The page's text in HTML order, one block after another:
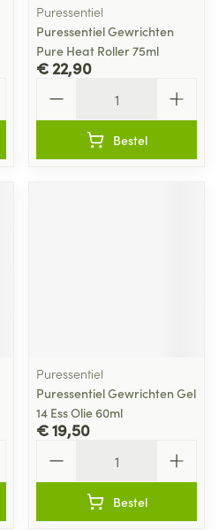
Puressentiel
Puressentiel Gewrichten
Pure Heat Roller 75ml
€ 22,90
Bestel
Puressentiel
Puressentiel Gewrichten Gel
14 Ess Olie 60ml
€ 19,50
Bestel